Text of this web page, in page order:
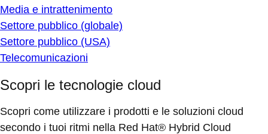
Media e intrattenimento
Settore pubblico (globale)
Settore pubblico (USA)
Telecomunicazioni
Scopri le tecnologie cloud
Scopri come utilizzare i prodotti e le soluzioni cloud
secondo i tuoi ritmi nella Red Hat® Hybrid Cloud